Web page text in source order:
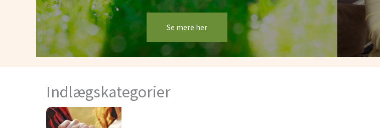
Se mere her
Indlægskategorier